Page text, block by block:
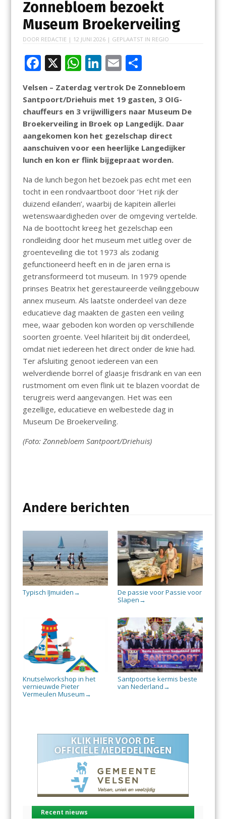
Zonnebloem bezoekt
Museum Broekerveiling
DOOR REDACTIE | 12 JUNI 2026| GEPLAATST IN REGIO
F
e
b
o
o
k
X W
h
at
s
A
p
p
Li
k
e
dI
n
E
ai
l
D
e
n
Velsen – Zaterdag vertrok De Zonnebloem
Santpoort/Driehuis met 19 gasten, 3 OIG-
chauffeurs en 3 vrijwilligers naar Museum De
Broekerveiling in Broek op Langedijk. Daar
aangekomen kon het gezelschap direct
aanschuiven voor een heerlijke Langedijker
lunch en kon er flink bijgepraat worden.
Na de lunch begon het bezoek pas echt met een
tocht in een rondvaartboot door ‘Het rijk der
duizend eilanden’, waarbij de kapitein allerlei
wetenswaardigheden over de omgeving vertelde.
Na de boottocht kreeg het gezelschap een
rondleiding door het museum met uitleg over de
groenteveiling die tot 1973 als zodanig
gefunctioneerd heeft en in de jaren erna is
getransformeerd tot museum. In 1979 opende
prinses Beatrix het gerestaureerde veilinggebouw
annex museum. Als laatste onderdeel van deze
educatieve dag maakten de gasten een veiling
mee, waar geboden kon worden op verschillende
soorten groente. Veel hilariteit bij dit onderdeel,
omdat niet iedereen het direct onder de knie had.
Ter afsluiting genoot iedereen van een
welverdiende borrel of glaasje frisdrank en van een
rustmoment om even flink uit te blazen voordat de
terugreis werd aangevangen. Het was een
gezellige, educatieve en welbestede dag in
Museum De Broekerveiling.
(Foto: Zonnebloem Santpoort/Driehuis)
Andere berichten
Typisch IJmuiden →
De passie voor Passie voor
Slapen →
Knutselworkshop in het
vernieuwde Pieter
Vermeulen Museum →
Santpoortse kermis beste
van Nederland →
Recent nieuws